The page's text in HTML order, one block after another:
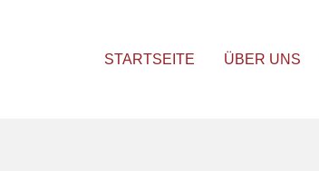
STARTSEITE ÜBER UNS